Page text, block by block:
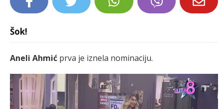
Šok!
Aneli Ahmić prva je iznela nominaciju.